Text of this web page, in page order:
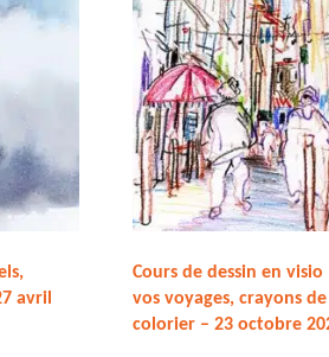
avril
Cours de dessin en visio
vos voyages, crayons
colorier – 23 octobre